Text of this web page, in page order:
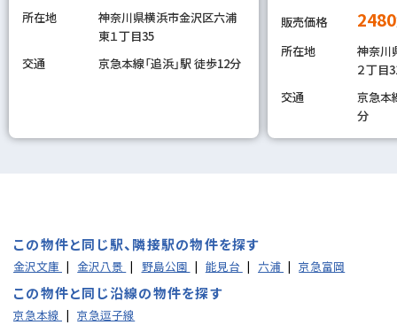
所在地
神奈川県横浜市金沢区六浦
東１丁目35
交通
京急本線「追浜」駅 徒歩12分
販売価格 2480
所在地
神奈川
２丁目
交通
京急本
分
この物件と同じ駅、隣接駅の物件を探す
金沢文庫 金沢八景 野島公園 能見台 六浦 京急富岡
この物件と同じ沿線の物件を探す
京急本線 京急逗子線